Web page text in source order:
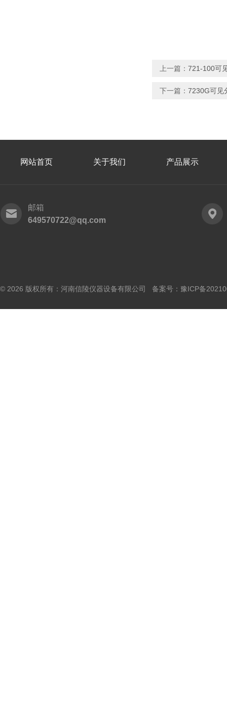
上一篇： 721-100可
下一篇： 7230G可见
网站首页 关于我们 产品展示
邮箱
649570722@qq.com
© 2026 版权所有：河南信陵仪器设备有限公司 备案号： 豫ICP备